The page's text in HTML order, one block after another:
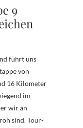
9
von
16 Kilometer
im
wir an
sind. Tour-